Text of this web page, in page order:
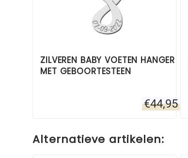
ZILVEREN BABY VOETEN HANGER
MET GEBOORTESTEEN
€44,95
Alternatieve artikelen: